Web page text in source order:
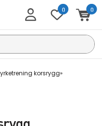
0 0
korsrygg»